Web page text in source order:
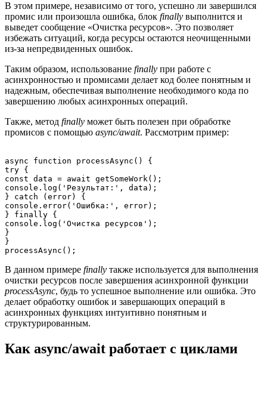
В этом примере, независимо от того, успешно ли завершился
промис или произошла ошибка, блок finally выполнится и
выведет сообщение «Очистка ресурсов». Это позволяет
избежать ситуаций, когда ресурсы остаются неочищенными
из-за непредвиденных ошибок.
Таким образом, использование finally при работе с
асинхронностью и промисами делает код более понятным и
надежным, обеспечивая выполнение необходимого кода по
завершению любых асинхронных операций.
Также, метод finally может быть полезен при обработке
промисов с помощью async/await. Рассмотрим пример:
async function processAsync() {
try {
const data = await getSomeWork();
console.log('Результат:', data);
} catch (error) {
console.error('Ошибка:', error);
} finally {
console.log('Очистка ресурсов');
}
}
В данном примере finally также используется для выполнения
очистки ресурсов после завершения асинхронной функции
processAsync, будь то успешное выполнение или ошибка. Это
делает обработку ошибок и завершающих операций в
асинхронных функциях интуитивно понятным и
структурированным.
Как async/await работает с циклами